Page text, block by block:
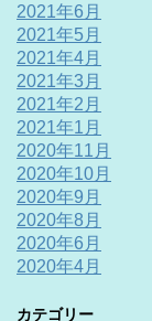
2021年6月
2021年5月
2021年4月
2021年3月
2021年2月
2021年1月
2020年11月
2020年10月
2020年9月
2020年8月
2020年6月
2020年4月
カテゴリー